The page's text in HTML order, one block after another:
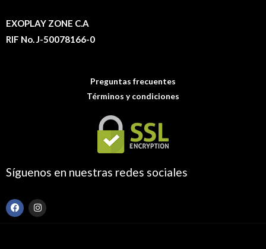
EXOPLAY ZONE C.A
RIF No. J-50078166-0
Preguntas frecuentes
Términos y condiciones
Síguenos en nuestras redes sociales
F
a
c
I
n
s